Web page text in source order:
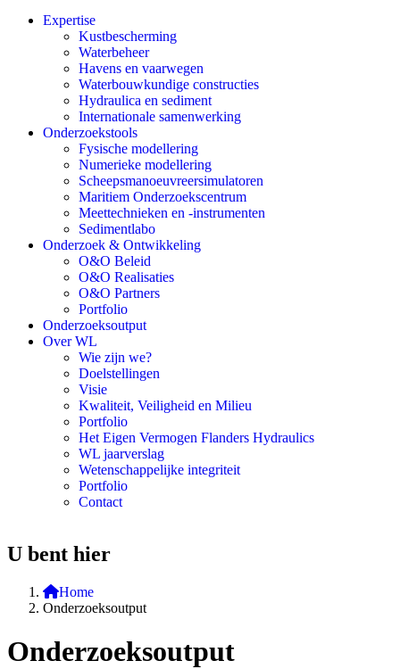
Expertise
Kustbescherming
Waterbeheer
Havens en vaarwegen
Waterbouwkundige constructies
Hydraulica en sediment
Internationale samenwerking
Onderzoekstools
Fysische modellering
Numerieke modellering
Scheepsmanoeuvreersimulatoren
Maritiem Onderzoekscentrum
Meettechnieken en -instrumenten
Sedimentlabo
Onderzoek & Ontwikkeling
O&O Beleid
O&O Realisaties
O&O Partners
Portfolio
Onderzoeksoutput
Over WL
Wie zijn we?
Doelstellingen
Visie
Kwaliteit, Veiligheid en Milieu
Portfolio
Het Eigen Vermogen Flanders Hydraulics
WL jaarverslag
Wetenschappelijke integriteit
Portfolio
Contact
U bent hier
Home
Onderzoeksoutput
Onderzoeksoutput